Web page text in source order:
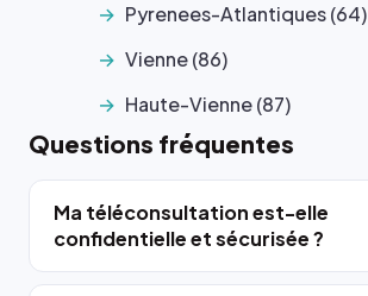
Pyrenees-Atlantiques (64)
Vienne (86)
Haute-Vienne (87)
Questions fréquentes
Ma téléconsultation est-elle
confidentielle et sécurisée ?